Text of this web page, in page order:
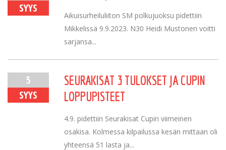
SYYS
Aikuisurheiluliiton SM polkujuoksu pidettiin
Mikkelissä 9.9.2023. N30 Heidi Mustonen voitti
sarjansa...
5
SYYS
SEURAKISAT 3 TULOKSET JA CUPIN
LOPPUPISTEET
4.9. pidettiin Seurakisat Cupin viimeinen
osakisa. Kolmessa kilpailussa kesän mittaan oli
yhteensä 51 lasta ja...